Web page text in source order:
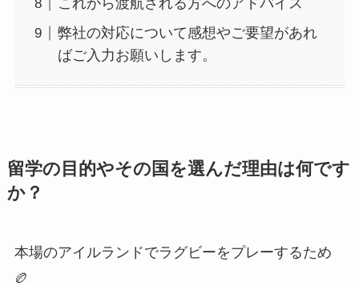
これから渡航される方へのアドバイス
弊社の対応について感想やご要望があれ
ばご入力お願いします。
留学の目的やその国を選んだ理由は何です
か？
本場のアイルランドでラグビーをプレーするため
🏉